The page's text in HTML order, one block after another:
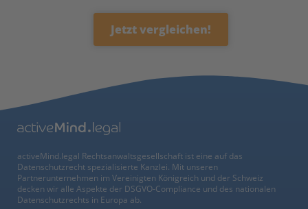
Jetzt vergleichen!
activeMind.legal Rechtsanwaltsgesellschaft ist eine auf das
Datenschutzrecht spezialisierte Kanzlei. Mit unseren
Partnerunternehmen im Vereinigten Königreich und der Schweiz
decken wir alle Aspekte der DSGVO-Compliance und des nationalen
Datenschutzrechts in Europa ab.